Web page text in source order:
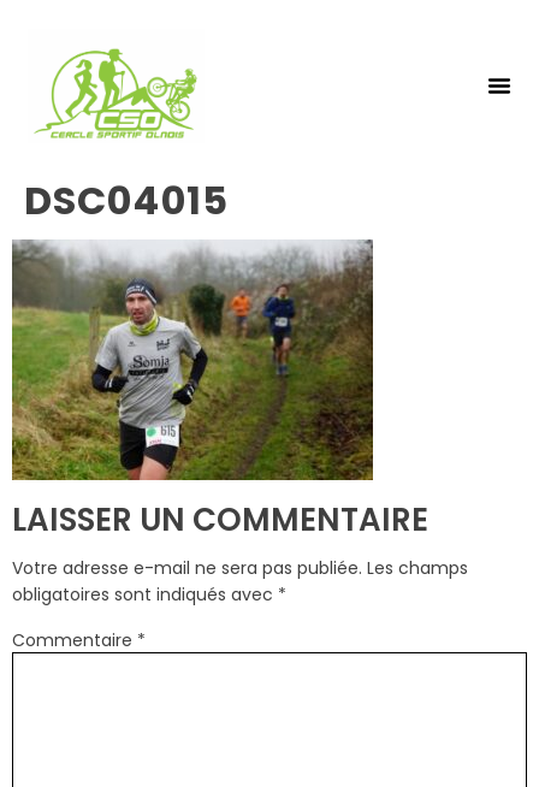
DSC04015
LAISSER UN COMMENTAIRE
Votre adresse e-mail ne sera pas publiée. Les champs
obligatoires sont indiqués avec *
Commentaire *